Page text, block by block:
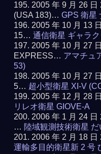
2005 年 9 月 26
(USA 183)…GPS 衛星
2005 年 10 月 13
15…通信衛星 ギャラ
2005 年 10 月 27
EXPRESS… アマチュ
53)
2005 年 10 月 27
5… 超小型衛星 XI-V
2005 年 12 月 28
リレオ衛星 GIOVE-A
2006 年 1 月 24
… 陸域観測技術衛星
2006 年 2 月 18
運輸多目的衛星新 2 号